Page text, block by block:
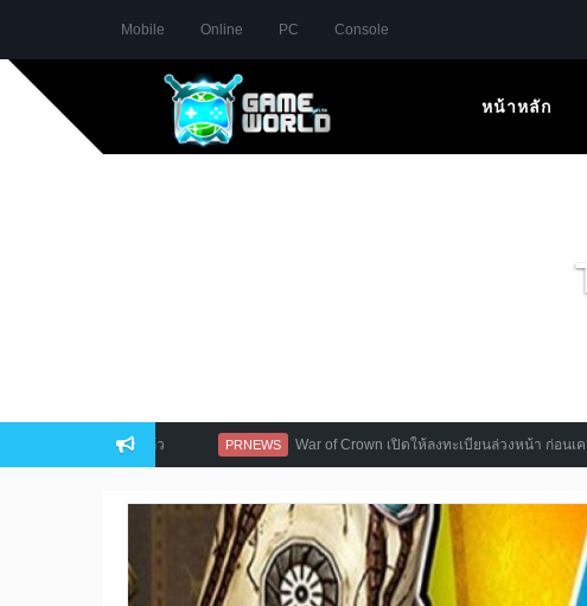
Mobile Online PC Console
หน้าหลัก
เปิดลงทะเบียนแล้ว PRNEWS War of Crown เปิดให้ลงทะเบียนล่วงหน้า ก่อนเคลื่อนทั